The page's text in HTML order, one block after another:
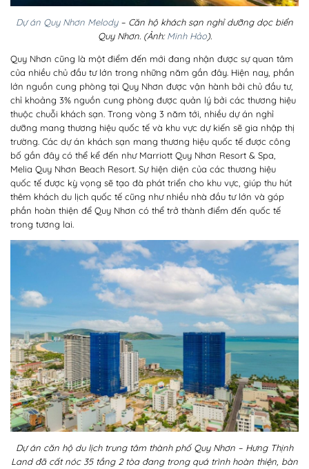
Dự án Quy Nhơn Melody– Căn hộ khách sạn nghỉ dưỡng dọc biển
Quy Nhơn. (Ảnh:Minh Hảo).
Quy Nhơn cũng là một điểm đến mới đang nhận được sự quan tâm
của nhiều chủ đầu tư lớn trong những năm gần đây. Hiện nay, phần
lớn nguồn cung phòng tại Quy Nhơn được vận hành bởi chủ đầu tư,
chỉ khoảng 3% nguồn cung phòng được quản lý bởi các thương hiệu
thuộc chuỗi khách sạn. Trong vòng 3 năm tới, nhiều dự án nghỉ
dưỡng mang thương hiệu quốc tế và khu vực dự kiến sẽ gia nhập thị
trường. Các dự án khách sạn mang thương hiệu quốc tế được công
bố gần đây có thể kể đến như Marriott Quy Nhơn Resort & Spa,
Melia Quy Nhơn Beach Resort. Sự hiện diện của các thương hiệu
quốc tế được kỳ vọng sẽ tạo đà phát triển cho khu vực, giúp thu hút
thêm khách du lịch quốc tế cũng như nhiều nhà đầu tư lớn và góp
phần hoàn thiện để Quy Nhơn có thể trở thành điểm đến quốc tế
trong tương lai.
Dự án căn hộ du lịch trung tâm thành phố Quy Nhơn – Hưng Thịnh
Land đã cất nóc 35 tầng 2 tòa đang trong quá trình hoàn thiện, bàn